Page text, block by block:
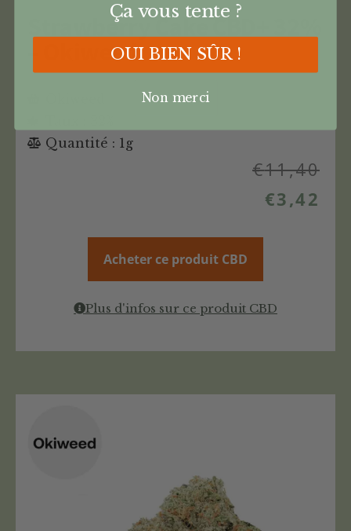
Strawberry Cake CBD+ 32%
– Okiweed
Quantité : 1g
€11,40
€3,42
Acheter ce produit CBD
Plus d'infos sur ce produit CBD
Ça vous tente ?
OUI BIEN SÛR !
Non merci